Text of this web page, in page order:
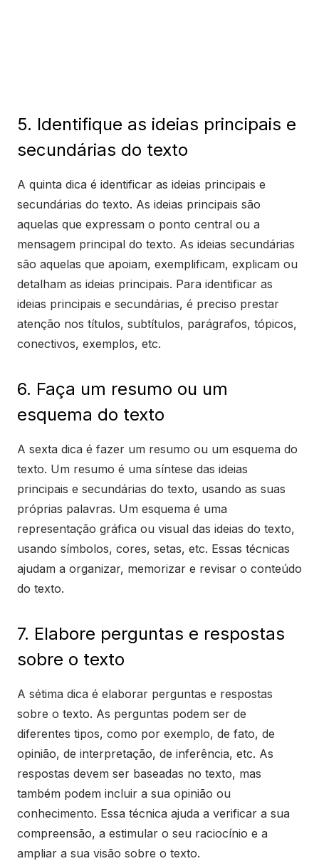
5. Identifique as ideias principais e
secundárias do texto
A quinta dica é identificar as ideias principais e
secundárias do texto. As ideias principais são
aquelas que expressam o ponto central ou a
mensagem principal do texto. As ideias secundárias
são aquelas que apoiam, exemplificam, explicam ou
detalham as ideias principais. Para identificar as
ideias principais e secundárias, é preciso prestar
atenção nos títulos, subtítulos, parágrafos, tópicos,
conectivos, exemplos, etc.
6. Faça um resumo ou um
esquema do texto
A sexta dica é fazer um resumo ou um esquema do
texto. Um resumo é uma síntese das ideias
principais e secundárias do texto, usando as suas
próprias palavras. Um esquema é uma
representação gráfica ou visual das ideias do texto,
usando símbolos, cores, setas, etc. Essas técnicas
ajudam a organizar, memorizar e revisar o conteúdo
do texto.
7. Elabore perguntas e respostas
sobre o texto
A sétima dica é elaborar perguntas e respostas
sobre o texto. As perguntas podem ser de
diferentes tipos, como por exemplo, de fato, de
opinião, de interpretação, de inferência, etc. As
respostas devem ser baseadas no texto, mas
também podem incluir a sua opinião ou
conhecimento. Essa técnica ajuda a verificar a sua
compreensão, a estimular o seu raciocínio e a
ampliar a sua visão sobre o texto.